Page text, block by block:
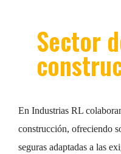
Sector
En Industrias RL
construcción, ofreciendo
seguras adaptadas a las